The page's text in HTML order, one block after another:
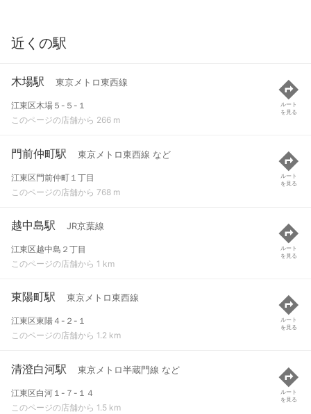
近くの駅
木場駅 東京メトロ東西線
江東区木場５-５-１
このページの店舗から 266 m
ルート
を見る
門前仲町駅 東京メトロ東西線 など
江東区門前仲町１丁目
このページの店舗から 768 m
ルート
を見る
越中島駅 JR京葉線
江東区越中島２丁目
このページの店舗から 1 km
ルート
を見る
東陽町駅 東京メトロ東西線
江東区東陽４-２-１
このページの店舗から 1.2 km
ルート
を見る
清澄白河駅 東京メトロ半蔵門線 など
江東区白河１-７-１４
このページの店舗から 1.5 km
ルート
を見る